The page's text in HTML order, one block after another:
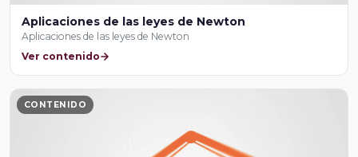
Aplicaciones de las leyes de Newton
Aplicaciones de las leyes de Newton
Ver contenido
CONTENIDO